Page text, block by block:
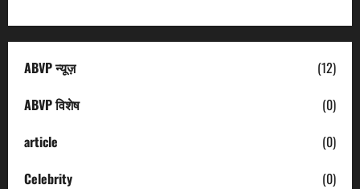
ABVP न्यूज़
(12)
ABVP विशेष
(0)
article
(0)
Celebrity
(0)